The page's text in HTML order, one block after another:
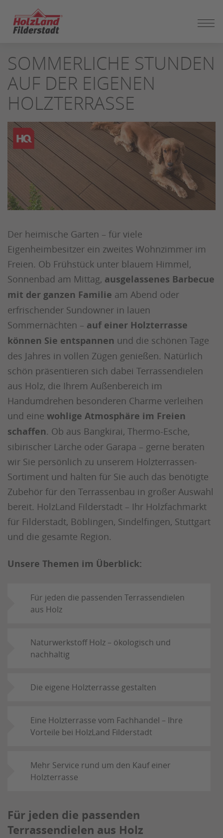
SEITENINHALT
SPRINGEN
SOMMERLICHE STUNDEN
AUF DER EIGENEN
HOLZTERRASSE
Der heimische Garten – für viele
Eigenheimbesitzer ein zweites Wohnzimmer im
Freien. Ob Frühstück unter blauem Himmel,
Sonnenbad am Mittag, ausgelassenes Barbecue
mit der ganzen Familie am Abend oder
erfrischender Sundowner in lauen
Sommernächten – auf einer Holzterrasse
können Sie entspannen und die schönen Tage
des Jahres in vollen Zügen genießen. Natürlich
schön präsentieren sich dabei Terrassendielen
aus Holz, die Ihrem Außenbereich im
Handumdrehen besonderen Charme verleihen
und eine wohlige Atmosphäre im Freien
schaffen. Ob aus Bangkirai, Thermo-Esche,
sibirischer Lärche oder Garapa – gerne beraten
wir Sie persönlich zu unserem Holzterrassen-
Sortiment und halten für Sie auch das benötigte
Zubehör für den Terrassenbau in großer Auswahl
bereit. HolzLand Filderstadt – Ihr Holzfachmarkt
für Filderstadt, Böblingen, Sindelfingen, Stuttgart
und die gesamte Region.
Unsere Themen im Überblick:
Für jeden die passenden Terrassendielen
aus Holz
Naturwerkstoff Holz – ökologisch und
nachhaltig
Die eigene Holzterrasse gestalten
Eine Holzterrasse vom Fachhandel – Ihre
Vorteile bei HolzLand Filderstadt
Mehr Service rund um den Kauf einer
Holzterrasse
Für jeden die passenden
Terrassendielen aus Holz